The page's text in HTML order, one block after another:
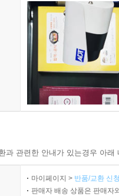
과 관련한 안내가 있는경우 아
마이페이지 > 반품/교환 신
판매자 배송 상품은 판매자